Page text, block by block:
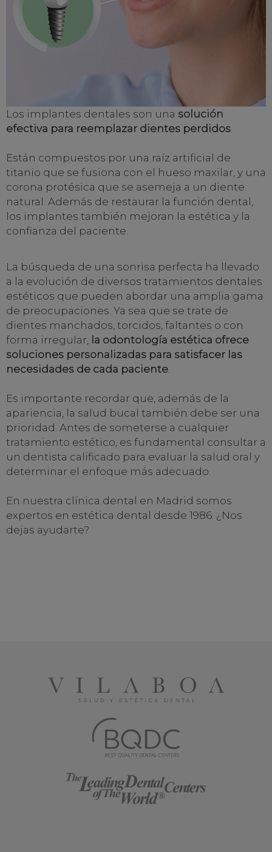
Los implantes dentales son una solución
efectiva para reemplazar dientes perdidos
Están compuestos por una raíz artificial de
titanio que se fusiona con el hueso maxilar, y una
corona protésica que se asemeja a un diente
natural. Además de restaurar la función dental,
los implantes también mejoran la estética y la
confianza del paciente.
La búsqueda de una sonrisa perfecta ha llevado
a la evolución de diversos tratamientos dentales
estéticos que pueden abordar una amplia gama
de preocupaciones. Ya sea que se trate de
dientes manchados, torcidos, faltantes o con
forma irregular, la odontología estética ofrece
soluciones personalizadas para satisfacer las
necesidades de cada paciente
Es importante recordar que, además de la
apariencia, la salud bucal también debe ser una
prioridad. Antes de someterse a cualquier
tratamiento estético, es fundamental consultar a
un dentista calificado para evaluar la salud oral y
determinar el enfoque más adecuado.
En nuestra clínica dental en Madrid somos
expertos en estética dental desde 1986. ¿Nos
dejas ayudarte?